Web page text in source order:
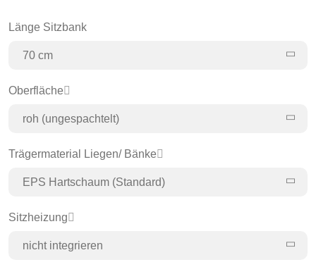
Länge Sitzbank
70 cm
Oberfläche
roh (ungespachtelt)
Trägermaterial Liegen/ Bänke
EPS Hartschaum (Standard)
Sitzheizung
nicht integrieren